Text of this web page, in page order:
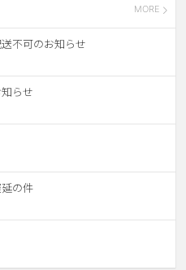
ック
ーン
ク
不可のお知らせ
らせ
の件
MORE